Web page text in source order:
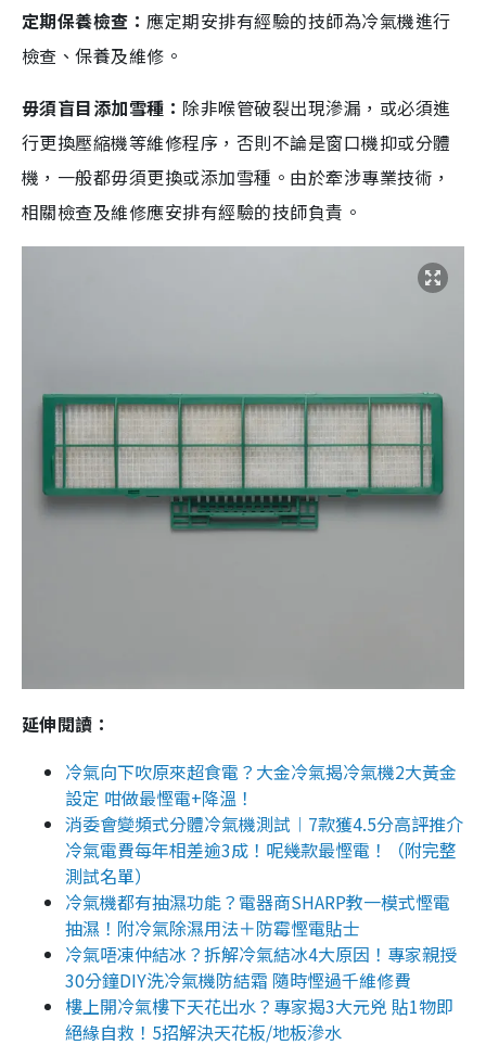
定期保養檢查： 應定期安排有經驗的技師為冷氣機進行
檢查、保養及維修。
毋須盲目添加雪種： 除非喉管破裂出現滲漏，或必須進
行更換壓縮機等維修程序，否則不論是窗口機抑或分體
機，一般都毋須更換或添加雪種。由於牽涉專業技術，
相關檢查及維修應安排有經驗的技師負責。
延伸閱讀：
冷氣向下吹原來超食電？大金冷氣揭冷氣機2大黃金
設定 咁做最慳電+降溫！
消委會變頻式分體冷氣機測試︱7款獲4.5分高評推介
冷氣電費每年相差逾3成！呢幾款最慳電！（附完整
測試名單）
冷氣機都有抽濕功能？電器商SHARP教一模式慳電
抽濕！附冷氣除濕用法＋防霉慳電貼士
冷氣唔凍仲結冰？拆解冷氣結冰4大原因！專家親授
30分鐘DIY洗冷氣機防結霜 隨時慳過千維修費
樓上開冷氣樓下天花出水？專家揭3大元兇 貼1物即
絕緣自救！5招解決天花板/地板滲水